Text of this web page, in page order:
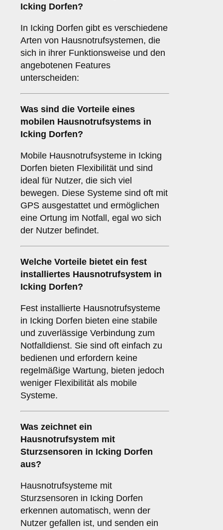
Icking Dorfen?
In Icking Dorfen gibt es verschiedene
Arten von Hausnotrufsystemen, die
sich in ihrer Funktionsweise und den
angebotenen Features
unterscheiden:
Was sind die Vorteile eines
mobilen Hausnotrufsystems in
Icking Dorfen?
Mobile Hausnotrufsysteme in Icking
Dorfen bieten Flexibilität und sind
ideal für Nutzer, die sich viel
bewegen. Diese Systeme sind oft mit
GPS ausgestattet und ermöglichen
eine Ortung im Notfall, egal wo sich
der Nutzer befindet.
Welche Vorteile bietet ein fest
installiertes Hausnotrufsystem in
Icking Dorfen?
Fest installierte Hausnotrufsysteme
in Icking Dorfen bieten eine stabile
und zuverlässige Verbindung zum
Notfalldienst. Sie sind oft einfach zu
bedienen und erfordern keine
regelmäßige Wartung, bieten jedoch
weniger Flexibilität als mobile
Systeme.
Was zeichnet ein
Hausnotrufsystem mit
Sturzsensoren in Icking Dorfen
aus?
Hausnotrufsysteme mit
Sturzsensoren in Icking Dorfen
erkennen automatisch, wenn der
Nutzer gefallen ist, und senden ein